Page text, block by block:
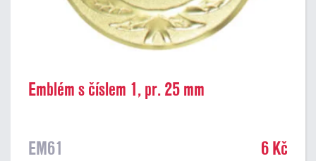
Emblém s číslem 1, pr. 25 mm
EM61 6 Kč